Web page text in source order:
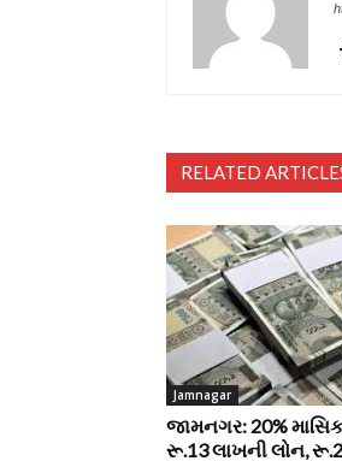
RELATED
Jamnagar
જામનગર: 20%
રૂ.13 લાખની લોન,